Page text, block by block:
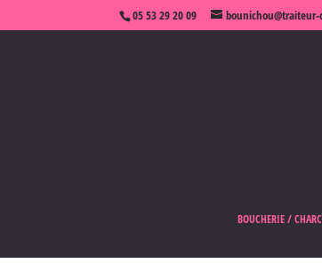
05 53 29 20 09
BOUCHERIE /